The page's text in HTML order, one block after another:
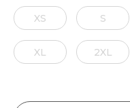
XS S
XL 2XL